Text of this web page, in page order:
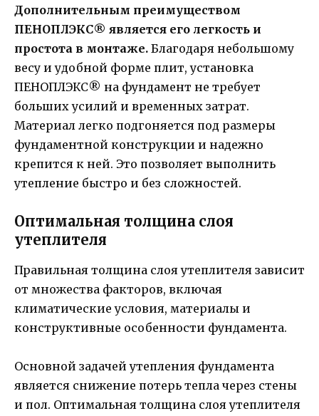
Дополнительным преимуществом
ПЕНОПЛЭКС® является его легкость и
простота в монтаже. Благодаря небольшому
весу и удобной форме плит, установка
ПЕНОПЛЭКС® на фундамент не требует
больших усилий и временных затрат.
Материал легко подгоняется под размеры
фундаментной конструкции и надежно
крепится к ней. Это позволяет выполнить
утепление быстро и без сложностей.
Оптимальная толщина слоя
утеплителя
Правильная толщина слоя утеплителя зависит
от множества факторов, включая
климатические условия, материалы и
конструктивные особенности фундамента.
Основной задачей утепления фундамента
является снижение потерь тепла через стены
и пол. Оптимальная толщина слоя утеплителя